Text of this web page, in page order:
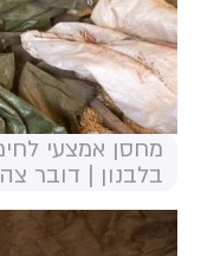
מחסן אמצעי
בלבנון | דובר